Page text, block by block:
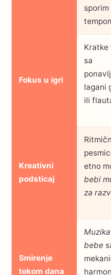
sporim
Fokus u igri
Kratke
sa
lagani
ili
Kreativni
podsticaj
etno
bebi
za
Smirenje
tokom dana
bebe